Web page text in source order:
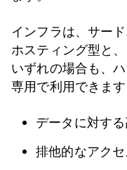
インフラは、サー
ホスティング型と
いずれの場合も、
専用で利用できま
データに対す
排他的なアクセ